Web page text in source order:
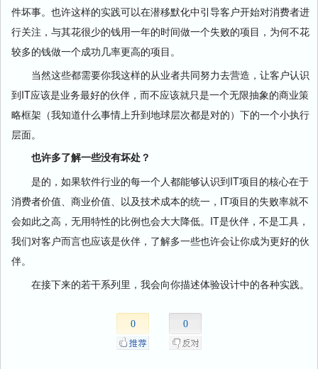
件坏事。也许这样的实践可以在潜移默化中引导客户开始对消费者进
行关注，与其花很少的钱用一年的时间做一个失败的项目，为何不花
较多的钱做一个成功几率更高的项目。
当然这些都需要你我这样的从业者共同努力去营造，让客户认识
到IT应该是业务最好的伙伴，而不应该就只是一个无限抽象的商业策
略框架（我知道什么事情上升到地球层次都是对的）下的一个小执行
层面。
也许多了解一些没有坏处？
是的，如果软件行业的每一个人都能够认识到IT项目的核心在于
消费者价值、商业价值、以及技术成本的统一，IT项目的失败率就不
会如此之高，无用特性的比例也会大大降低。IT是伙伴，不是工具，
我们对客户而言也应该是伙伴，了解多一些也许会让你成为更好的伙
伴。
在接下来的若干系列里，我会向你描述体验设计中的各种实践。
0 0